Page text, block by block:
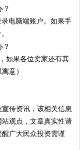
电脑端账户。如果手
如果各位卖家还有其
意）
传资讯，该相关信息
观点，文章真实性请
广大民众投资需谨